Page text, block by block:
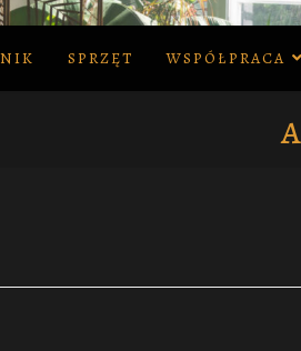
SPRZĘT WSPÓŁPRACA